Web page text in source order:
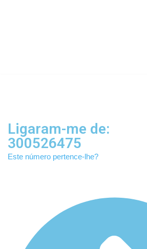
Ligaram-me de:
300526475
25
Este número pertence-lhe?